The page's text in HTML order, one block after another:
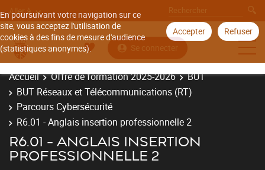
En poursuivant votre navigation sur ce
site, vous acceptez l'utilisation de
cookies à des fins de mesure d'audience
(statistiques anonymes).
Accepter Refuser
Aller à
Se connecter
Accueil Offre de formation 2025-2026
BUT
BUT Réseaux et Télécommunications (RT)
Parcours Cybersécurité
R6.01 - Anglais insertion professionnelle 2
R6.01 - ANGLAIS INSERTION
PROFESSIONNELLE 2